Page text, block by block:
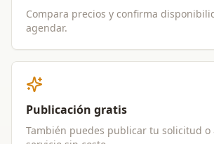
Compara precios y confirma
agendar.
Publicación gratis
También puedes publicar tu solicitud